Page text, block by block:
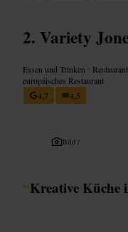
Variety
Essen und Trinken • Restaurant
europäisches Restaurant
4,7
4,5
Bild /
“Kreative Küche